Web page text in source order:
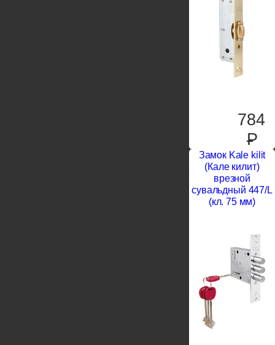
784
P
Замок Kale kilit
(Кале килит)
врезной
сувальдный 447/L
(кл. 75 мм)